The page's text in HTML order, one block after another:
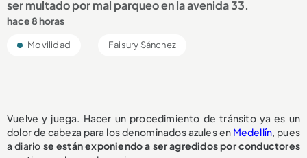
ser multado por mal parqueo en la avenida 33.
hace 8 horas
Movilidad Faisury Sánchez
Vuelve y juega. Hacer un procedimiento de tránsito ya es un
dolor de cabeza para los denominados azules en Medellín, pues
a diario se están exponiendo a seragredidos por conductores